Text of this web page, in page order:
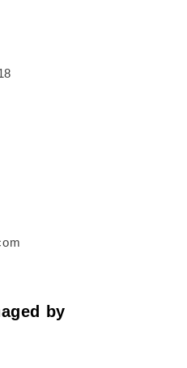
by